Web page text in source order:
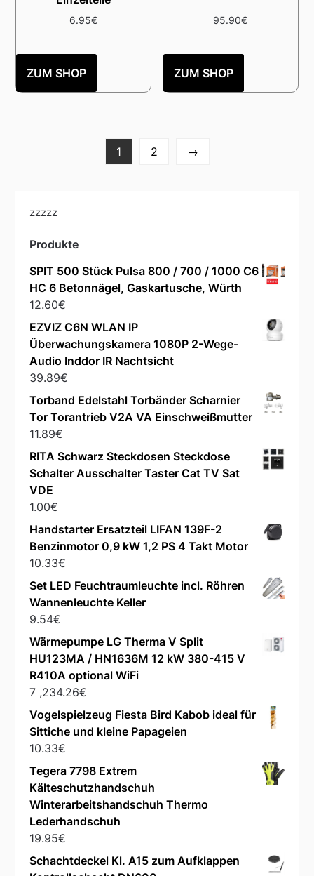
6.95€
ZUM SHOP
95.90€
ZUM SHOP
1 2 →
zzzzz
Produkte
SPIT 500 Stück Pulsa 800 / 700 / 1000 C6
HC 6 Betonnägel, Gaskartusche, Würth
12.60€
EZVIZ C6N WLAN IP
Überwachungskamera 1080P 2-Wege-
Audio Inddor IR Nachtsicht
39.89€
Torband Edelstahl Torbänder Scharnier
Tor Torantrieb V2A VA Einschweißmutter
11.89€
RITA Schwarz Steckdosen Steckdose
Schalter Ausschalter Taster Cat TV Sat
VDE
1.00€
Handstarter Ersatzteil LIFAN 139F-2
Benzinmotor 0,9 kW 1,2 PS 4 Takt Motor
10.33€
Set LED Feuchtraumleuchte incl. Röhren
Wannenleuchte Keller
9.54€
Wärmepumpe LG Therma V Split
HU123MA / HN1636M 12 kW 380-415 V
R410A optional WiFi
7 ,234.26€
Vogelspielzeug Fiesta Bird Kabob ideal für
Sittiche und kleine Papageien
10.33€
Tegera 7798 Extrem
Kälteschutzhandschuh
Winterarbeitshandschuh Thermo
Lederhandschuh
19.95€
Schachtdeckel Kl. A15 zum Aufklappen